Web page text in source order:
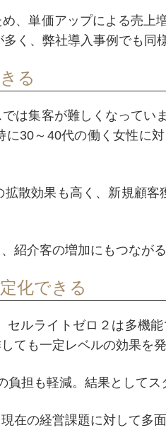
、単価アップによる売
く、弊社導入事例でも同
る
は集客が難しくなって
30～40代の働く女性に
散効果も高く、新規顧
紹介客の増加にもつなが
化できる
ルライトゼロ２は多機
ても一定レベルの効果を
担も軽減。結果として
在の経営課題に対して多